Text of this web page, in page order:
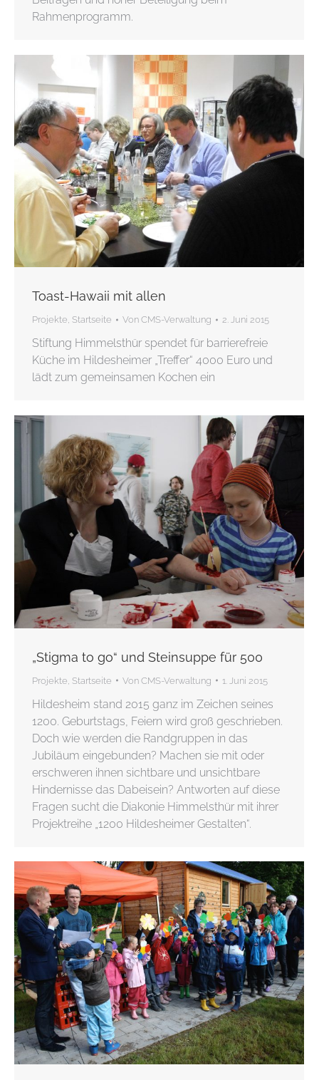
Rahmenprogramm.
Toast-Hawaii mit allen
Projekte, Startseite Von CMS-Verwaltung 2. Juni 2015
Stiftung Himmelsthür spendet für barrierefreie
Küche im Hildesheimer „Treffer“ 4000 Euro und
lädt zum gemeinsamen Kochen ein
„Stigma to go“ und Steinsuppe für 500
Projekte Startseite Von CMS-Verwaltung 1. Juni 2015
Hildesheim stand 2015 ganz im Zeichen seines
1200. Geburtstags, Feiern wird groß geschrieben.
Doch wie werden die Randgruppen in das
Jubiläum eingebunden? Machen sie mit oder
erschweren ihnen sichtbare und unsichtbare
Hindernisse das Dabeisein? Antworten auf diese
Fragen sucht die Diakonie Himmelsthür mit ihrer
Projektreihe „1200 Hildesheimer Gestalten“.